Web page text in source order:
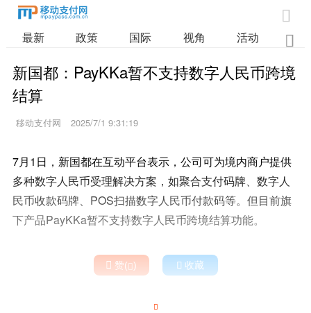

最新 政策 国际 视角 活动 业

新国都：PayKKa暂不支持数字人民币跨境
结算
移动支付网 2025/7/1 9:31:19
7月1日，新国都在互动平台表示，公司可为境内商户提供
多种数字人民币受理解决方案，如聚合支付码牌、数字人
民币收款码牌、POS扫描数字人民币付款码等。但目前旗
下产品PayKKa暂不支持数字人民币跨境结算功能。
 赞()  收藏
